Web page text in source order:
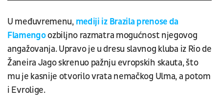
U međuvremenu, mediji iz Brazila prenose da
Flamengoozbiljno razmatra mogućnost njegovog
angažovanja. Upravo je u dresu slavnog kluba iz Rio de
Žaneira Jago skrenuo pažnju evropskih skauta, što
mu je kasnije otvorilo vrata nemačkog Ulma, a potom
i Evrolige.